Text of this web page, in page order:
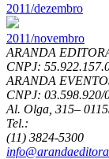
2011/dezembro
2011/novembro
ARANDA
CNPJ:
ARANDA
CNPJ: 03.598.920/
Al. Olga, 315–
Tel.:
(11) 3824-5300